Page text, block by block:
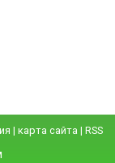
| карта сайта | RSS